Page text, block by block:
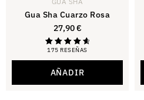
Gua Sha Cuarzo Rosa
27,90€
175 RESEÑAS
Calificación
AÑADIR